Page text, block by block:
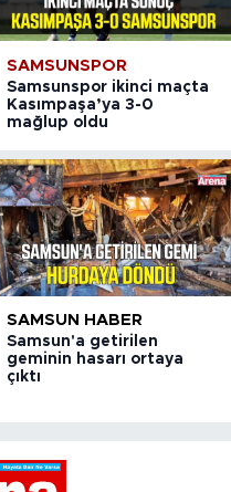
SAMSUNSPOR
Samsunspor ikinci maçta
Kasımpaşa’ya 3-0
mağlup oldu
SAMSUN HABER
Samsun'a getirilen
geminin hasarı ortaya
çıktı